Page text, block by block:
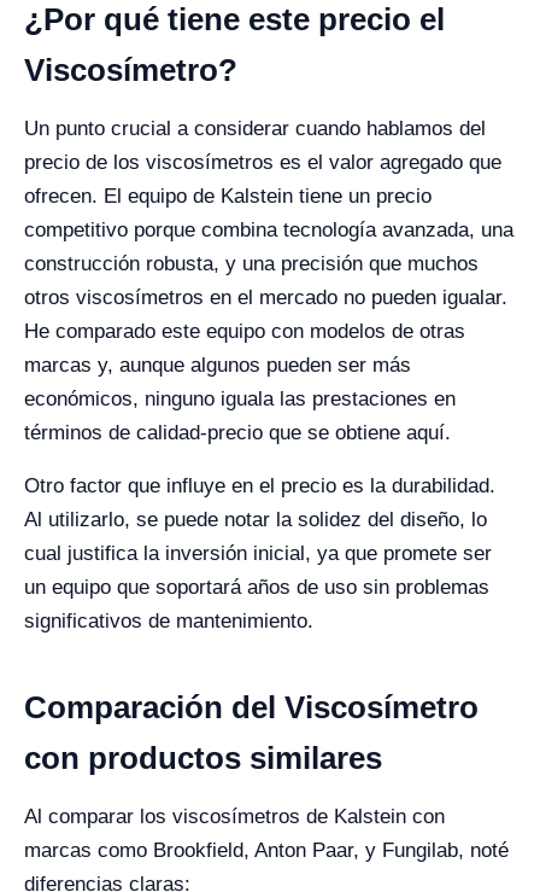
¿Por qué tiene este precio el
Viscosímetro?
Un punto crucial a considerar cuando hablamos del
precio de los viscosímetros es el valor agregado que
ofrecen. El equipo de Kalstein tiene un precio
competitivo porque combina tecnología avanzada, una
construcción robusta, y una precisión que muchos
otros viscosímetros en el mercado no pueden igualar.
He comparado este equipo con modelos de otras
marcas y, aunque algunos pueden ser más
económicos, ninguno iguala las prestaciones en
términos de calidad-precio que se obtiene aquí.
Otro factor que influye en el precio es la durabilidad.
Al utilizarlo, se puede notar la solidez del diseño, lo
cual justifica la inversión inicial, ya que promete ser
un equipo que soportará años de uso sin problemas
significativos de mantenimiento.
Comparación del Viscosímetro
con productos similares
Al comparar los viscosímetros de Kalstein con
marcas como Brookfield, Anton Paar, y Fungilab, noté
diferencias claras: